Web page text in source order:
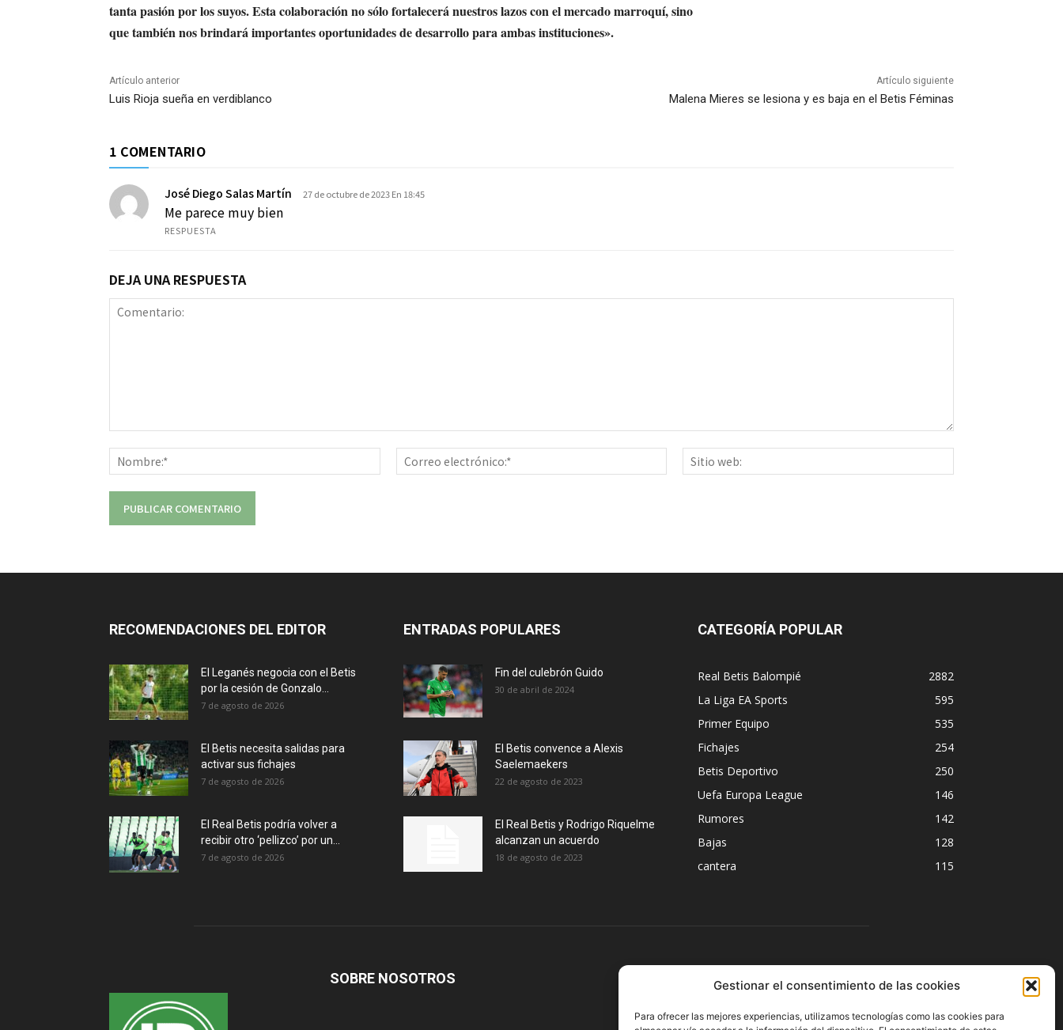
Gestionar el consentimiento de las cookies
Para ofrecer las mejores experiencias, utilizamos tecnologías como las cookies para
tanta pasión por los suyos. Esta colaboración no sólo fortalecerá nuestros lazos con el mercado marroquí, sino
que también nos brindará importantes oportunidades de desarrollo para ambas instituciones».
Artículo anterior
Luis Rioja sueña en verdiblanco
Artículo siguiente
Malena Mieres se lesiona y es baja en el Betis Féminas
1 COMENTARIO
José Diego Salas Martín 27 de octubre de 2023 En 18:45
Me parece muy bien
RESPUESTA
DEJA UNA RESPUESTA
Nombre:*
Correo
electrónico:*
web:
RECOMENDACIONES DEL EDITOR
El Leganés negocia con el Betis
por la cesión de Gonzalo...
7 de agosto de 2026
El Betis necesita salidas para
activar sus fichajes
7 de agosto de 2026
El Real Betis podría volver a
recibir otro ‘pellizco’ por un...
7 de agosto de 2026
ENTRADAS POPULARES
Fin del culebrón Guido
30 de abril de 2024
El Betis convence a Alexis
Saelemaekers
22 de agosto de 2023
El Real Betis y Rodrigo Riquelme
alcanzan un acuerdo
18 de agosto de 2023
CATEGORÍA POPULAR
Real Betis Balompié
2882
La Liga EA Sports
595
Primer Equipo
535
Fichajes
254
Betis Deportivo
250
Uefa Europa League
146
Rumores
142
Bajas
128
cantera
115
SOBRE NOSOTROS SÍGUENOS